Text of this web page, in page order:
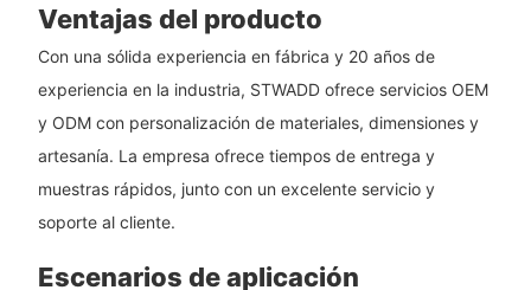
Ventajas del producto
Con una sólida experiencia en fábrica y 20 años de
experiencia en la industria, STWADD ofrece servicios OEM
y ODM con personalización de materiales, dimensiones y
artesanía. La empresa ofrece tiempos de entrega y
muestras rápidos, junto con un excelente servicio y
soporte al cliente.
Escenarios de aplicación